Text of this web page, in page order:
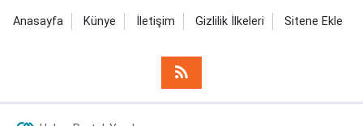
Anasayfa Künye İletişim Gizlilik İlkeleri Sitene Ekle